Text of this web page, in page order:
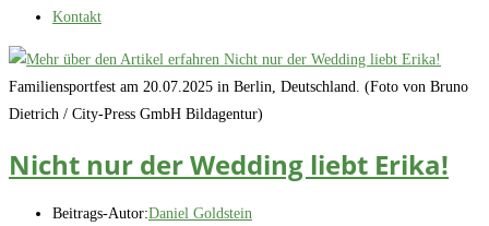
Kontakt
Familiensportfest am 20.07.2025 in Berlin, Deutschland. (Foto von Bruno
Dietrich / City-Press GmbH Bildagentur)
Nicht nur der Wedding liebt Erika!
Beitrags-Autor:Daniel Goldstein